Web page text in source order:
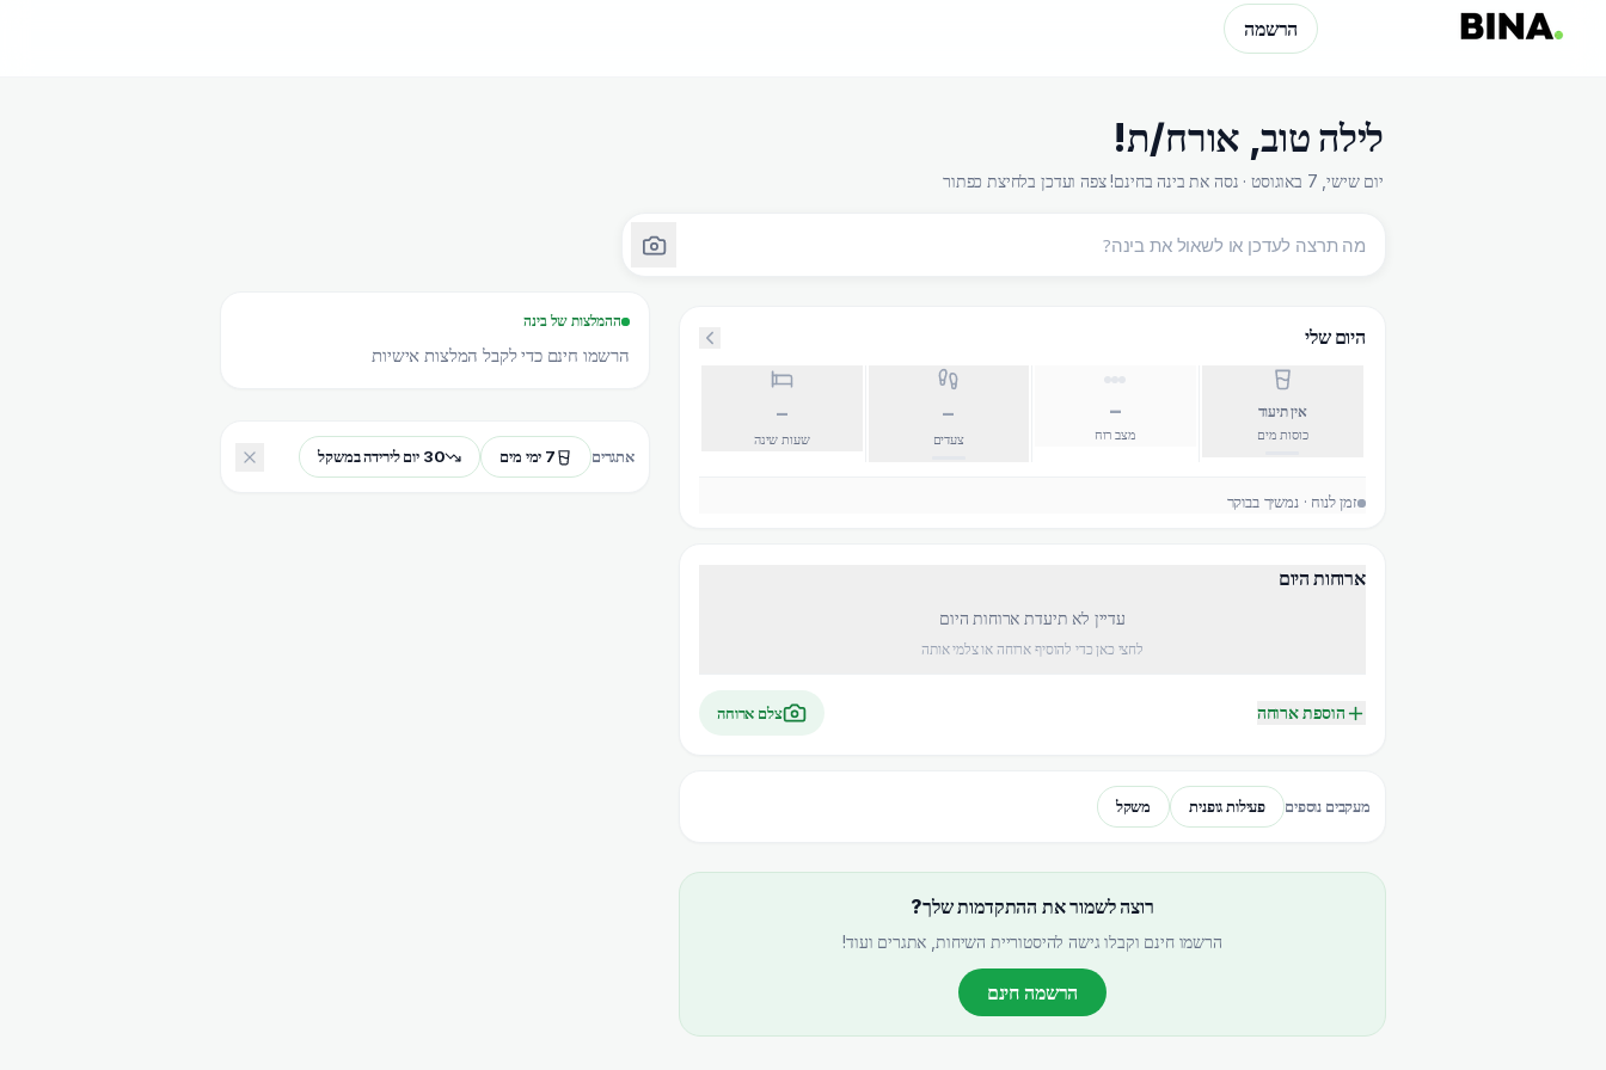
הרשמה
לילה טוב, אורח/ת!
יום שישי, 7 באוגוסט · נסה את בינה בחינם! צפה ועדכן בלחיצת כפתור
ההמלצות של בינה
הרשמו חינם כדי לקבל המלצות אישיות
אתגרים 7 ימי מים 30 יום לירידה במשקל
היום שלי
אין תיעוד
כוסות מים
–
מצב רוח
–
צעדים
–
שעות שינה
זמן לנוח · נמשיך בבוקר
ארוחות היום
עדיין לא תיעדת ארוחות היום
לחצי כאן כדי להוסיף ארוחה או צלמי אותה
הוספת ארוחה צלם ארוחה
מעקבים נוספים פעילות גופנית משקל
רוצה לשמור את ההתקדמות שלך?
הרשמו חינם וקבלו גישה להיסטוריית השיחות, אתגרים ועוד!
הרשמה חינם